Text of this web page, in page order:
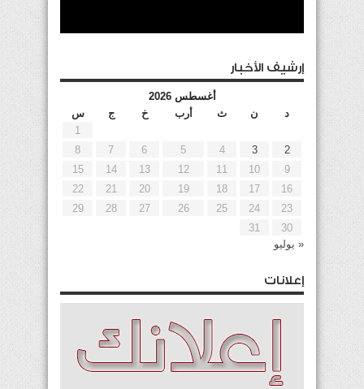
إرشيف الأخبار
أغسطس 2026
د
ن ث أرب خ ج
س
1
2
3
4
5
6
7
8
9
10
11
12
13
14
15
16
17
18
19
20
21
22
23
24
25
26
27
28
29
30
31
« يوليو
إعلانات